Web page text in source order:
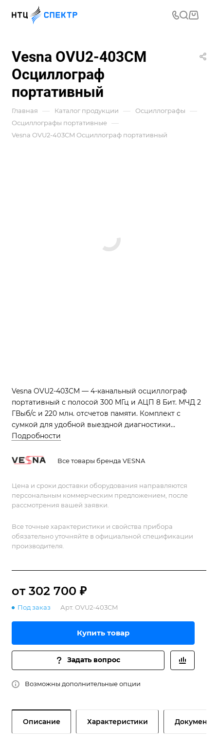
Vesna OVU2-403CM
Осциллограф
портативный
Главная — Каталог продукции — Осциллографы —
Осциллографы портативные —
Vesna OVU2-403CM Осциллограф портативный
Vesna OVU2-403CM — 4-канальный осциллограф
портативный с полосой 300 МГц и АЦП 8 Бит. МЧД 2
ГВыб/с и 220 млн. отсчетов памяти. Комплект с
сумкой для удобной выездной диагностики
высокоскоростных систем.
Подробности
Все товары бренда VESNA
Цена и сроки доставки оборудования направляются
персональным коммерческим предложением, после
рассмотрения вашей заявки.
Все точные характеристики и свойства прибора
обязательно уточняйте в официальной спецификации
производителя.
от 302 700 ₽
Под заказ Арт. OVU2-403CM
Купить товар
Задать вопрос
Возможны дополнительные опции
Описание Характеристики Документы